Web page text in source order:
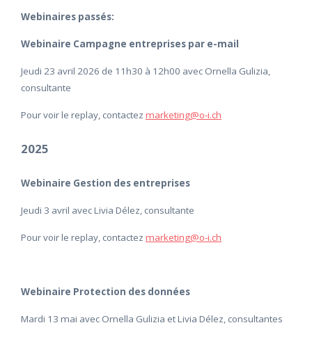
Webinaires passés:
Webinaire Campagne entreprises par e-mail
Jeudi 23 avril 2026 de 11h30 à 12h00 avec Ornella Gulizia,
consultante
Pour voir le replay, contactez marketing@o-i.ch
2025
Webinaire Gestion des entreprises
Jeudi 3 avril avec Livia Délez, consultante
Pour voir le replay, contactez marketing@o-i.ch
Webinaire Protection des données
Mardi 13 mai avec Ornella Gulizia et Livia Délez, consultantes